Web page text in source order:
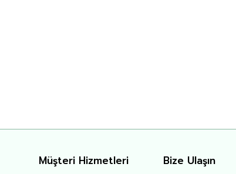
Müşteri Hizmetleri Bize Ulaşın